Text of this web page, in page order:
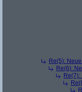
Re(5):
Re(6):